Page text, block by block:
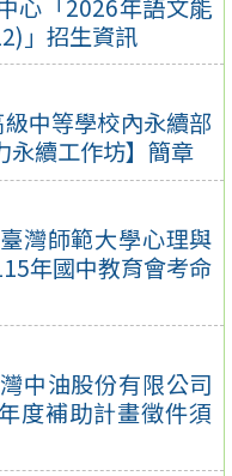
心「2026年語文能
」招生資訊
中等學校內永續部
永續工作坊】簡章
灣師範大學心理與
年國中教育會考命
中油股份有限公司
度補助計畫徵件須